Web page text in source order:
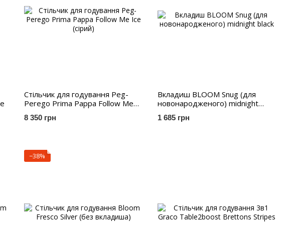
Стільчик для годування Peg-
Perego Prima Pappa Follow Me
Ice (сірий)
8 350 грн
Вкладиш BLOOM Snug (для
новонародженого) midnight
black
1 685 грн
−38%